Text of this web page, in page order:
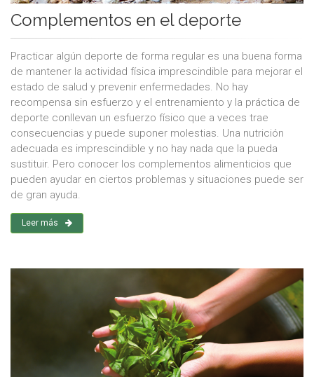
Complementos en el deporte
Practicar algún deporte de forma regular es una buena forma
de mantener la actividad física imprescindible para mejorar el
estado de salud y prevenir enfermedades. No hay
recompensa sin esfuerzo y el entrenamiento y la práctica de
deporte conllevan un esfuerzo físico que a veces trae
consecuencias y puede suponer molestias. Una nutrición
adecuada es imprescindible y no hay nada que la pueda
sustituir. Pero conocer los complementos alimenticios que
pueden ayudar en ciertos problemas y situaciones puede ser
de gran ayuda.
Leer más